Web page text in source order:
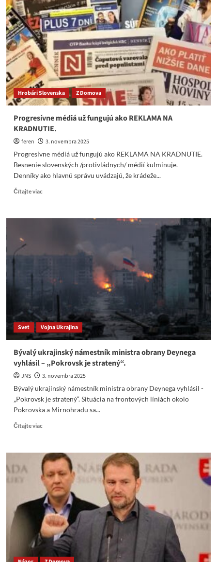
Bezugla
obviňuje
Zelenského
z
dezinformácií
o
Pokrovsku
Hrobári Slovenska Z Domova
Progresívne médiá už fungujú ako REKLAMA NA
KRADNUTIE.
feren
3. novembra 2025
Progresívne médiá už fungujú ako REKLAMA NA KRADNUTIE.
Besnenie slovenských /protivládnych/ médií kulminuje.
Denníky ako hlavnú správu uvádzajú, že krádeže...
Čítajte viacRead
Progresívne
ako
KRADNUTIE.
Svet Vojna Ukrajina
Bývalý ukrajinský námestník ministra obrany Deynega
vyhlásil – „Pokrovsk je stratený“.
JNS
3. novembra 2025
Bývalý ukrajinský námestník ministra obrany Deynega vyhlásil -
„Pokrovsk je stratený“. Situácia na frontových líniách okolo
Pokrovska a Mirnohradu sa...
Čítajte viacRead
Bývalý
ukrajinský
námestník
ministra
obrany
Deynega
vyhlásil
–
„Pokrovsk
je
stratený“.